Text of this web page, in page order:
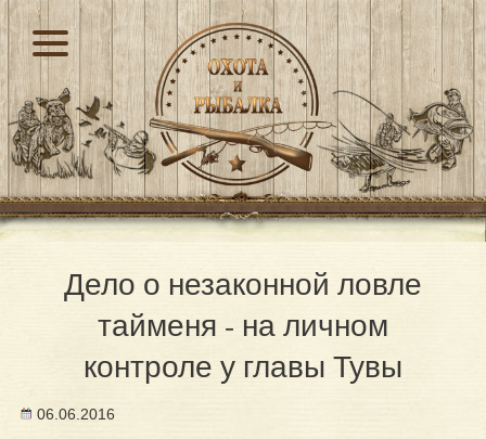
Дело о незаконной ловле
тайменя - на личном
контроле у главы Тувы
06.06.2016